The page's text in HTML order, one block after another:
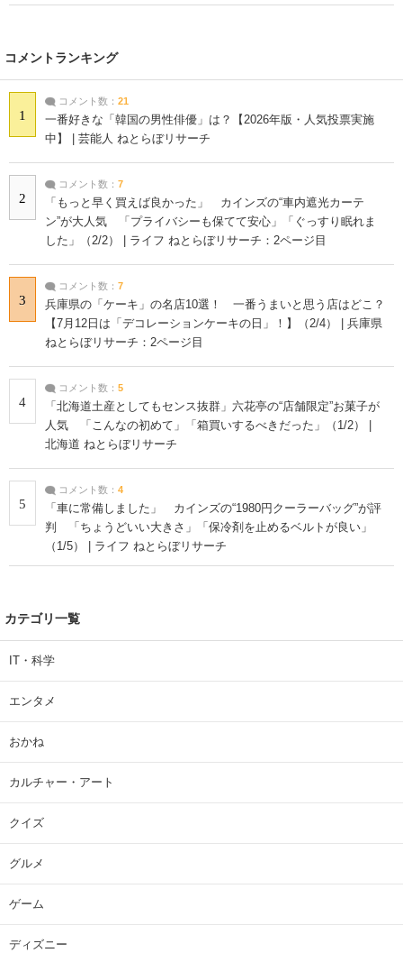
コメントランキング
1
コメント数： 21
一番好きな「韓国の男性俳優」は？【2026年版・人気投票実施
中】 | 芸能人 ねとらぼリサーチ
2
コメント数： 7
「もっと早く買えば良かった」 カインズの“車内遮光カーテ
ン”が大人気 「プライバシーも保てて安心」「ぐっすり眠れま
した」（2/2） | ライフ ねとらぼリサーチ：2ページ目
3
コメント数： 7
兵庫県の「ケーキ」の名店10選！ 一番うまいと思う店はどこ？
【7月12日は「デコレーションケーキの日」！】（2/4） | 兵庫県
ねとらぼリサーチ：2ページ目
4
コメント数： 5
「北海道土産としてもセンス抜群」六花亭の“店舗限定”お菓子が
人気 「こんなの初めて」「箱買いするべきだった」（1/2） |
北海道 ねとらぼリサーチ
5
コメント数： 4
「車に常備しました」 カインズの“1980円クーラーバッグ”が評
判 「ちょうどいい大きさ」「保冷剤を止めるベルトが良い」
（1/5） | ライフ ねとらぼリサーチ
カテゴリ一覧
IT・科学
エンタメ
おかね
カルチャー・アート
クイズ
グルメ
ゲーム
ディズニー